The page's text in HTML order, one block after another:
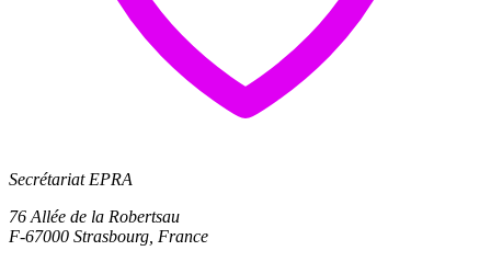
Secrétariat EPRA
76 Allée de la Robertsau
F-67000 Strasbourg, France